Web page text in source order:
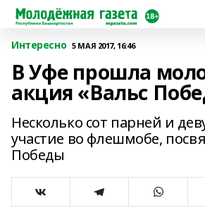
Интересно 5 МАЯ 2017, 16:46
В Уфе прошла
акция «Вальс
Несколько сот парней и
участие во флешмобе,
Победы